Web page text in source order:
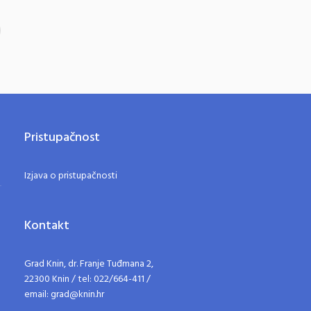
Pristupačnost
Izjava o pristupačnosti
Kontakt
Grad Knin, dr. Franje Tuđmana 2,
22300 Knin / tel: 022/664-411 /
email: grad@knin.hr